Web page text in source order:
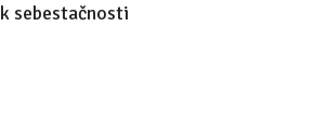
k sebestačnosti